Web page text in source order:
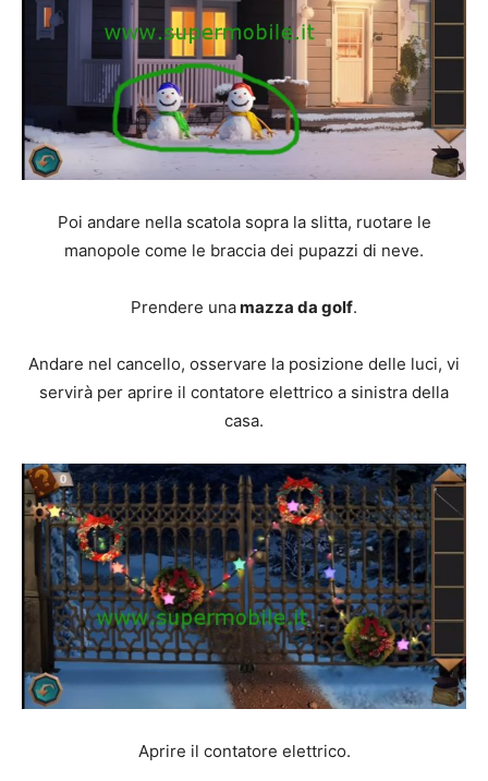
Poi andare nella scatola sopra la slitta, ruotare le
manopole come le braccia dei pupazzi di neve.
Prendere unamazza da golf.
Andare nel cancello, osservare la posizione delle luci, vi
servirà per aprire il contatore elettrico a sinistra della
casa.
Aprire il contatore elettrico.